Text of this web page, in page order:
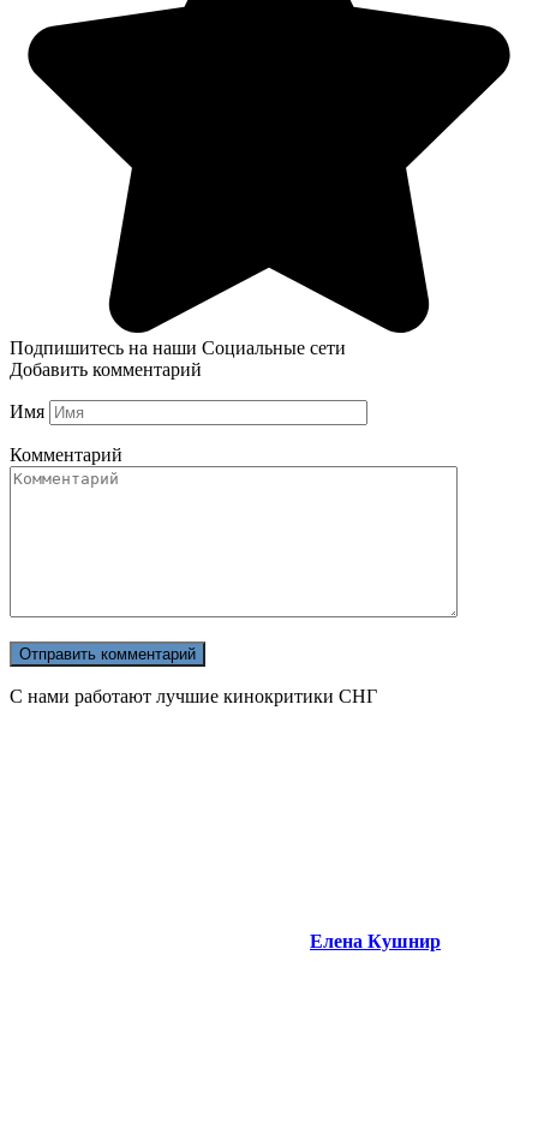
Подпишитесь на наши Социальные сети
Добавить комментарий
Имя
Комментарий
С нами работают лучшие кинокритики СНГ
Елена Кушнир